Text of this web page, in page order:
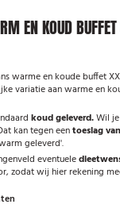
EN KOUD
warme en koude buffet
variatie aan warme en
koud geleverd.Wil
kan tegen eentoeslag
geleverd'.
eventuele
zodat wij hier rekening